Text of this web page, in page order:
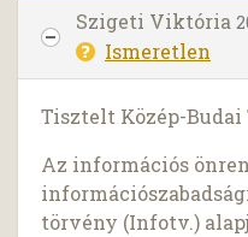
Szigeti Viktória
Ismeretlen
Tisztelt Közép-
Az információs
törvény (Infotv.)